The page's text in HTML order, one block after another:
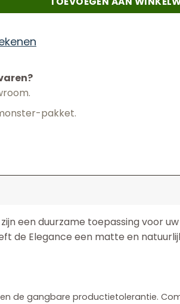
pakket.
een duurzame toepassing voor
de Elegance een matte en
de gangbare productietolerantie.